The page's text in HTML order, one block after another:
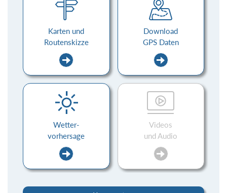
Karten und
Routenskizze
Download
GPS Daten
Wetter-
vorhersage
Videos
und Audio